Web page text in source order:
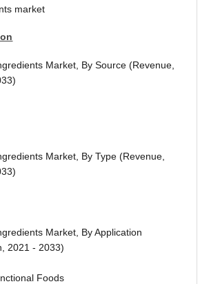
market
Market, By Source (Revenue,
Market, By Type (Revenue,
Market, By Application
2021 - 2033)
Foods